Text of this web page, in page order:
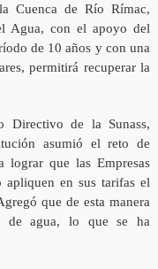
Cuenca de Río Rímac,
Agua, con el apoyo del
de 10 años y con una
permitirá recuperar la
Directivo de la Sunass,
asumió el reto de
lograr que las Empresas
apliquen en sus tarifas el
que de esta manera
de agua, lo que se ha